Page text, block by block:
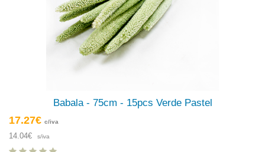
Babala - 75cm - 15pcs Verde Pastel
17.27€ c/iva
14.04€ s/iva